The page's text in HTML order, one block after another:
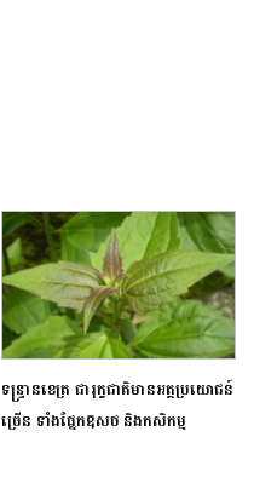
ទន្ទ្រានខេត្រ ជារុក្ខជាតិមានអត្ថប្រយោជន៍
ច្រើន ទាំងផ្នែកឱសថ និងកសិកម្ម